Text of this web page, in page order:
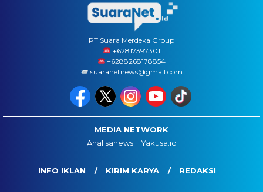
PT Suara Merdeka Group
‪+62817397301
+6288268178854
suaranetnews@gmail.com
MEDIA NETWORK
Analisanews
Yakusa.id
INFO IKLAN KIRIM KARYA REDAKSI